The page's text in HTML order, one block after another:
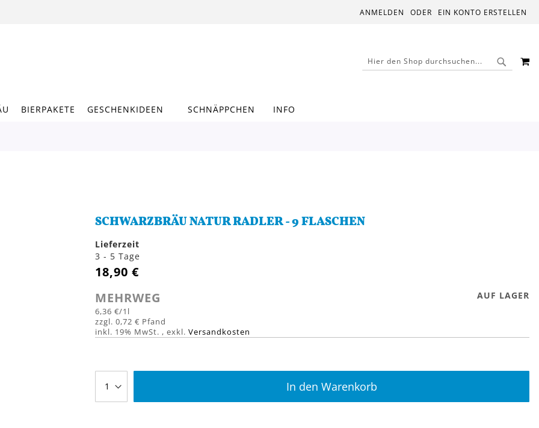
ANMELDEN EIN KONTO ERSTELLEN
SUCHE
BIERPAKETE GESCHENKIDEEN SCHNÄPPCHEN INFO
SCHWARZBRÄU NATUR RADLER - 9 FLASCHEN
Lieferzeit
3 - 5 Tage
18,90 €
MEHRWEG
6,36 €/1l
0,72 €
inkl. 19% MwSt. ,exkl.Versandkosten
AUF LAGER
In den Warenkorb